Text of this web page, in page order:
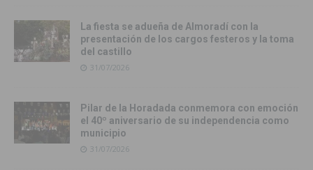
La fiesta se adueña de Almoradí con la
presentación de los cargos festeros y la toma
del castillo
31/07/2026
Pilar de la Horadada conmemora con emoción
el 40º aniversario de su independencia como
municipio
31/07/2026